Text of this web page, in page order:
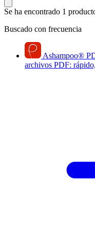
Se ha encontrado 1
Buscado con frecuencia
Ashampoo®
archivos PDF: